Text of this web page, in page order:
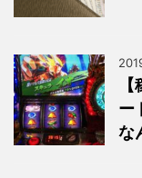
ー
な